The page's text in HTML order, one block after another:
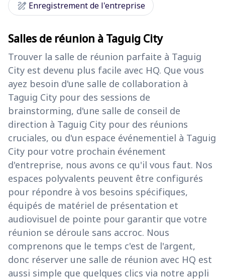
draw Enregistrement de l'entreprise
Salles de réunion à Taguig City
Trouver la salle de réunion parfaite à Taguig
City est devenu plus facile avec HQ. Que vous
ayez besoin d'une salle de collaboration à
Taguig City pour des sessions de
brainstorming, d'une salle de conseil de
direction à Taguig City pour des réunions
cruciales, ou d'un espace événementiel à Taguig
City pour votre prochain événement
d'entreprise, nous avons ce qu'il vous faut. Nos
espaces polyvalents peuvent être configurés
pour répondre à vos besoins spécifiques,
équipés de matériel de présentation et
audiovisuel de pointe pour garantir que votre
réunion se déroule sans accroc. Nous
comprenons que le temps c'est de l'argent,
donc réserver une salle de réunion avec HQ est
aussi simple que quelques clics via notre appli